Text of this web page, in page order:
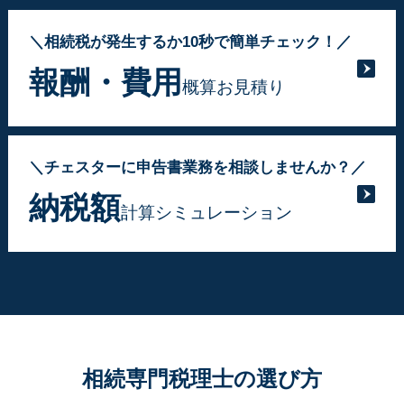
＼相続税が発生するか10秒で簡単チェック！／
報酬・費用 概算お見積り
＼チェスターに申告書業務を相談しませんか？／
納税額計算シミュレーション
相続専門税理士の選び方